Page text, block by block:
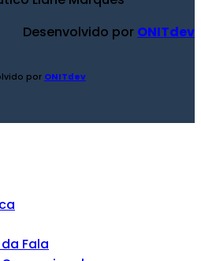
Desenvolvido por ONITdev
por ONITdev
Fala